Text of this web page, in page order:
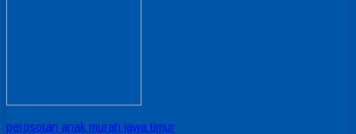
perosotan anak murah jawa timur